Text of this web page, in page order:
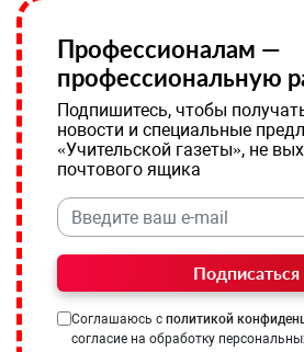
Профессионалам —
профессиональную
Подпишитесь, чтобы
новости и специальные
«Учительской газеты», не
почтового ящика
Подписаться
Соглашаюсь с политикой
согласие на обработку